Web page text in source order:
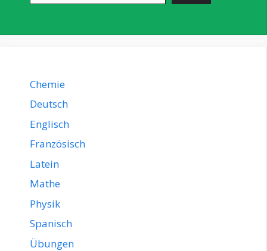
Chemie
Deutsch
Englisch
Französisch
Latein
Mathe
Physik
Spanisch
Übungen